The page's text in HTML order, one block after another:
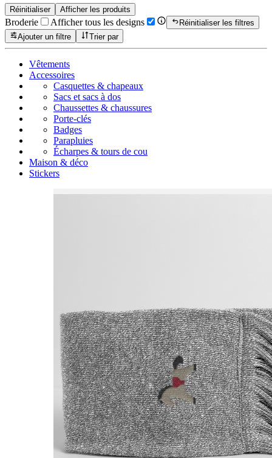
Réinitialiser Afficher les produits
Broderie Afficher tous les designs
Réinitialiser les filtres
Ajouter un filtre
Trier par
Vêtements
Accessoires
Casquettes & chapeaux
Sacs et sacs à dos
Chaussettes & chaussures
Porte-clés
Badges
Parapluies
Écharpes & tours de cou
Maison & déco
Stickers